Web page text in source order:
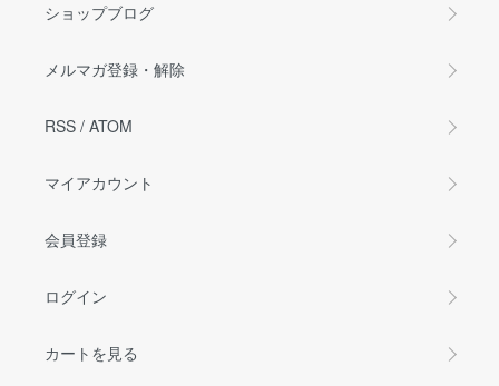
ショップブログ
メルマガ登録・解除
RSS / ATOM
マイアカウント
会員登録
ログイン
カートを見る